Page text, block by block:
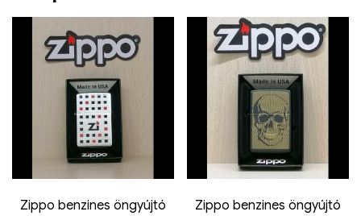
Zippo benzines öngyújtó Zippo benzines öngyújtó